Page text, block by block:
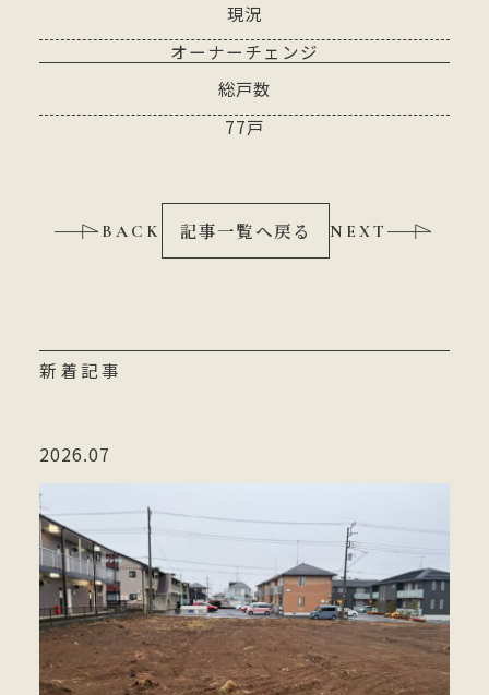
現況
オーナーチェンジ
総戸数
77戸
BACK 記事一覧へ戻る NEXT
新着記事
2026.07